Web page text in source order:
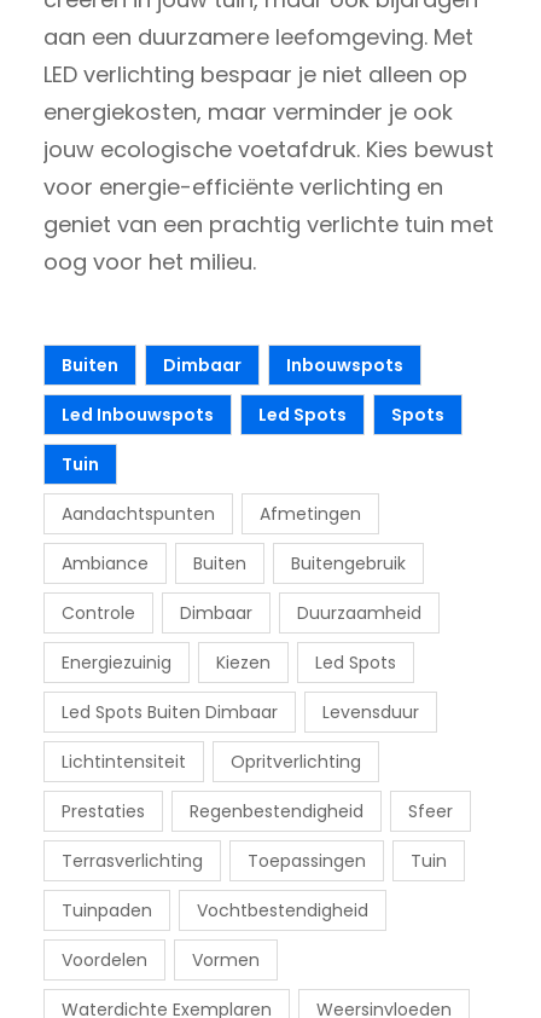
aan een duurzamere leefomgeving. Met
LED verlichting bespaar je niet alleen op
energiekosten, maar verminder je ook
jouw ecologische voetafdruk. Kies bewust
voor energie-efficiënte verlichting en
geniet van een prachtig verlichte tuin met
oog voor het milieu.
Buiten Dimbaar Inbouwspots
Led Inbouwspots Led Spots Spots
Tuin
Aandachtspunten Afmetingen
Ambiance Buiten Buitengebruik
Controle Dimbaar Duurzaamheid
Energiezuinig Kiezen Led Spots
Led Spots Buiten Dimbaar Levensduur
Lichtintensiteit Opritverlichting
Prestaties Regenbestendigheid Sfeer
Terrasverlichting Toepassingen Tuin
Tuinpaden Vochtbestendigheid
Voordelen Vormen
Waterdichte Exemplaren Weersinvloeden